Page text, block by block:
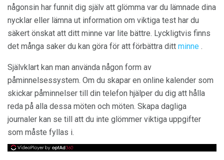
någonsin har funnit dig själv att glömma var du lämnade dina
nycklar eller lämna ut information om viktiga test har du
säkert önskat att ditt minne var lite bättre. Lyckligtvis finns
det många saker du kan göra för att förbättra ditt minne .
Självklart kan man använda någon form av
påminnelsessystem. Om du skapar en online kalender som
skickar påminnelser till din telefon hjälper du dig att hålla
reda på alla dessa möten och möten. Skapa dagliga
journaler kan se till att du inte glömmer viktiga uppgifter
som måste fyllas i.